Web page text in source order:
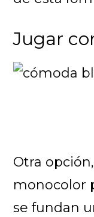
Jugar
Otra
monocolor
se fundan